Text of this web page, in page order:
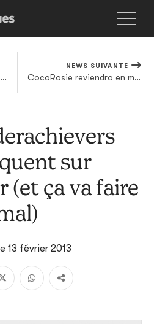
Nick Cave ajoute des dates européennes à sa tournée
NEWS SUIVANTE
CocoRosie reviendra en mai
sur
(et ça va faire
le 13 février 2013